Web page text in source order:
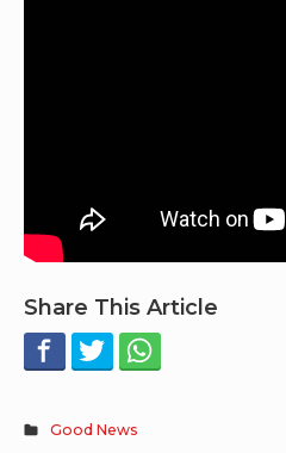
Share This Article
Good News